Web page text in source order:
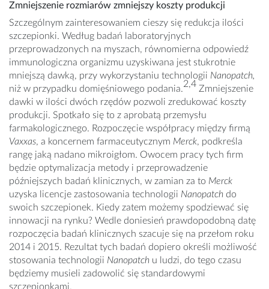
Zmniejszenie rozmiarów zmniejszy koszty produkcji
Szczególnym zainteresowaniem cieszy się redukcja ilości
szczepionki. Według badań laboratoryjnych
przeprowadzonych na myszach, równomierna odpowiedź
immunologiczna organizmu uzyskiwana jest stukrotnie
mniejszą dawką, przy wykorzystaniu technologii Nanopatch,
niż w przypadku domięśniowego podania.2,4 Zmniejszenie
dawki w ilości dwóch rzędów pozwoli zredukować koszty
produkcji. Spotkało się to z aprobatą przemysłu
farmakologicznego. Rozpoczęcie współpracy między firmą
Vaxxas, a koncernem farmaceutycznym Merck, podkreśla
rangę jaką nadano mikroigłom. Owocem pracy tych firm
będzie optymalizacja metody i przeprowadzenie
późniejszych badań klinicznych, w zamian za to Merck
uzyska licencje zastosowania technologii Nanopatch do
swoich szczepionek. Kiedy zatem możemy spodziewać się
innowacji na rynku? Wedle doniesień prawdopodobną datę
rozpoczęcia badań klinicznych szacuje się na przełom roku
2014 i 2015. Rezultat tych badań dopiero określi możliwość
stosowania technologii Nanopatch u ludzi, do tego czasu
będziemy musieli zadowolić się standardowymi
szczepionkami.